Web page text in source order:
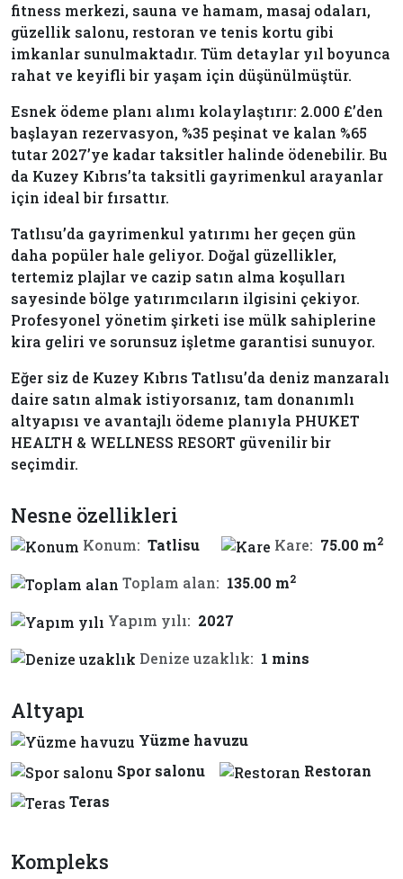
fitness merkezi, sauna ve hamam, masaj odaları,
güzellik salonu, restoran ve tenis kortu gibi
imkanlar sunulmaktadır. Tüm detaylar yıl boyunca
rahat ve keyifli bir yaşam için düşünülmüştür.
Esnek ödeme planı alımı kolaylaştırır: 2.000 £’den
başlayan rezervasyon, %35 peşinat ve kalan %65
tutar 2027’ye kadar taksitler halinde ödenebilir. Bu
da Kuzey Kıbrıs’ta taksitli gayrimenkul arayanlar
için ideal bir fırsattır.
Tatlısu’da gayrimenkul yatırımı her geçen gün
daha popüler hale geliyor. Doğal güzellikler,
tertemiz plajlar ve cazip satın alma koşulları
sayesinde bölge yatırımcıların ilgisini çekiyor.
Profesyonel yönetim şirketi ise mülk sahiplerine
kira geliri ve sorunsuz işletme garantisi sunuyor.
Eğer siz de Kuzey Kıbrıs Tatlısu’da deniz manzaralı
daire satın almak istiyorsanız, tam donanımlı
altyapısı ve avantajlı ödeme planıyla PHUKET
HEALTH & WELLNESS RESORT güvenilir bir
seçimdir.
Nesne özellikleri
Konum: Tatlisu Kare: 75.00 m2
Toplam alan: 135.00 m2
Yapım yılı: 2027
Denize uzaklık: 1 mins
Altyapı
Yüzme havuzu
Spor salonu
Restoran
Teras
Kompleks